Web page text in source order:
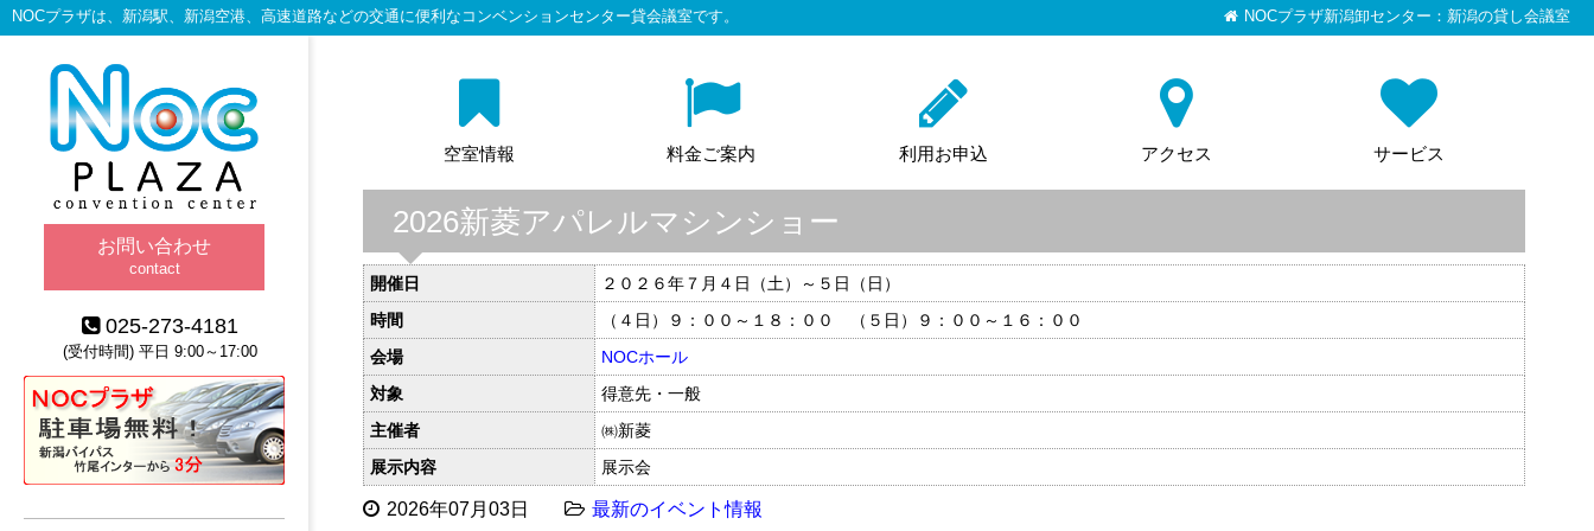
NOCプラザは、新潟駅、新潟空港、高速道路などの交通に便利なコンベンションセンター貸会議室です。 NOCプラザ新潟卸センター：新潟の貸し会議室
空室情報 料金ご案内 利用お申込 アクセス サービス
2026新菱アパレルマシンショー
開催日
２０２６年７月４日（土）～５日（日）
時間
（４日）９：００～１８：００ （５日）９：００～１６：００
会場
NOCホール
対象
得意先・一般
主催者
㈱新菱
展示内容
展示会
2026年07月03日 最新のイベント情報
お問い合わせ
contact
025-273-4181
(受付時間) 平日 9:00～17:00